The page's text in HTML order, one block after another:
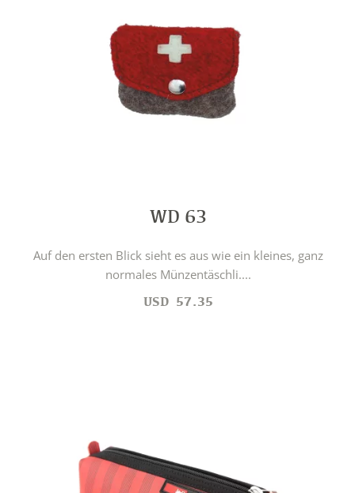
WD 63
Auf den ersten Blick sieht es aus wie ein kleines, ganz
normales Münzentäschli....
USD 57.35